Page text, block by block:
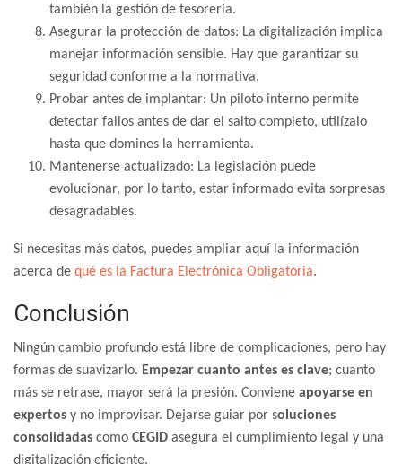
también la gestión de tesorería.
Asegurar la protección de datos: La digitalización implica
manejar información sensible. Hay que garantizar su
seguridad conforme a la normativa.
Probar antes de implantar: Un piloto interno permite
detectar fallos antes de dar el salto completo, utilízalo
hasta que domines la herramienta.
Mantenerse actualizado: La legislación puede
evolucionar, por lo tanto, estar informado evita sorpresas
desagradables.
Si necesitas más datos, puedes ampliar aquí la información
acerca de qué es la Factura Electrónica Obligatoria.
Conclusión
Ningún cambio profundo está libre de complicaciones, pero hay
formas de suavizarlo. Empezar cuanto antes es clave; cuanto
más se retrase, mayor será la presión. Conviene apoyarse en
expertos y no improvisar. Dejarse guiar por soluciones
consolidadas como CEGID asegura el cumplimiento legal y una
digitalización eficiente.